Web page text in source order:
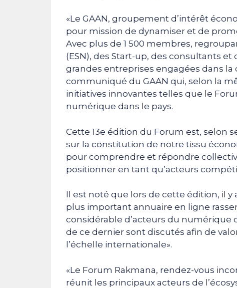
«Le GAAN, groupement d’intérêt
pour mission de dynamiser et de
Avec plus de 1 500 membres,
(ESN), des Start-up, des consultants
grandes entreprises engagées dans la
communiqué du GAAN qui, selon la
initiatives innovantes telles que le
numérique dans le pays.
Cette 13e édition du Forum est, selon
sur la constitution de notre tissu
pour comprendre et répondre
positionner en tant qu’acteurs
Il est noté que lors de cette édition, il y
plus important annuaire en ligne
considérable d’acteurs du numérique
de ce dernier sont discutés afin de
l’échelle internationale».
«Le Forum Rakmana, rendez-vous
réunit les principaux acteurs de